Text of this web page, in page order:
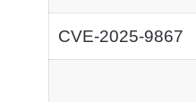
CVE-2025-9867